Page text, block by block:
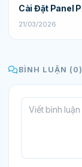
Cài Đặt Panel
21/03/2026
BÌNH LUẬN (0)